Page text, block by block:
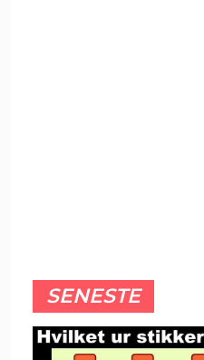
SENESTE